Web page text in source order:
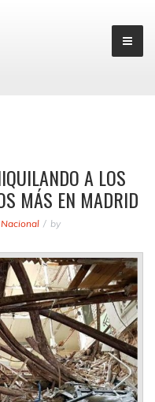
A LOS
MÁS EN MADRID
by